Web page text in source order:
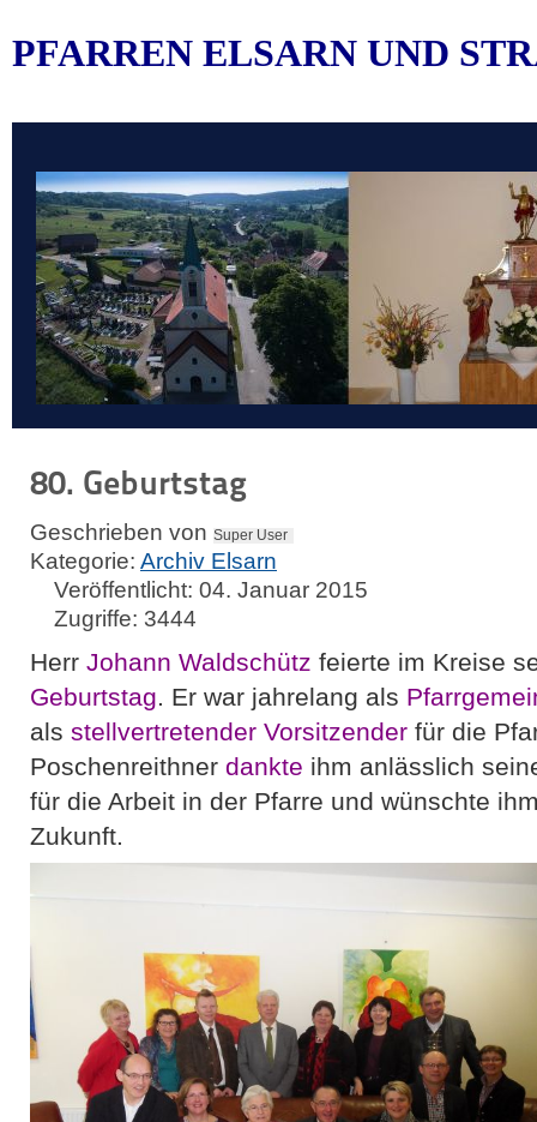
PFARREN ELSARN UND
80. Geburtstag
Geschrieben von Super User
Kategorie: Archiv Elsarn
Veröffentlicht: 04. Januar 2015
Zugriffe: 3444
Herr Johann Waldschütz feierte im Kreise
Geburtstag. Er war jahrelang als
als stellvertretender Vorsitzender für die
Poschenreithner dankte ihm anlässlich
für die Arbeit in der Pfarre und wünschte
Zukunft.